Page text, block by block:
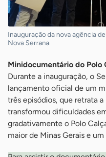
Inauguração da nova agência
Nova Serrana
Minidocumentário do Polo
Durante a inauguração, o
lançamento oficial de um
três episódios, que retrata
transformou dificuldades
gradativamente o Polo
maior de Minas Gerais e